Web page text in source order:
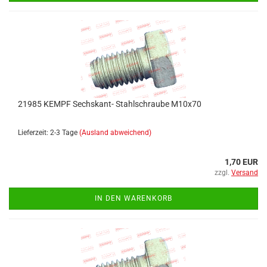
21985 KEMPF Sechskant- Stahlschraube M10x70
Lieferzeit: 2-3 Tage (Ausland abweichend)
1,70 EUR
zzgl. Versand
IN DEN WARENKORB